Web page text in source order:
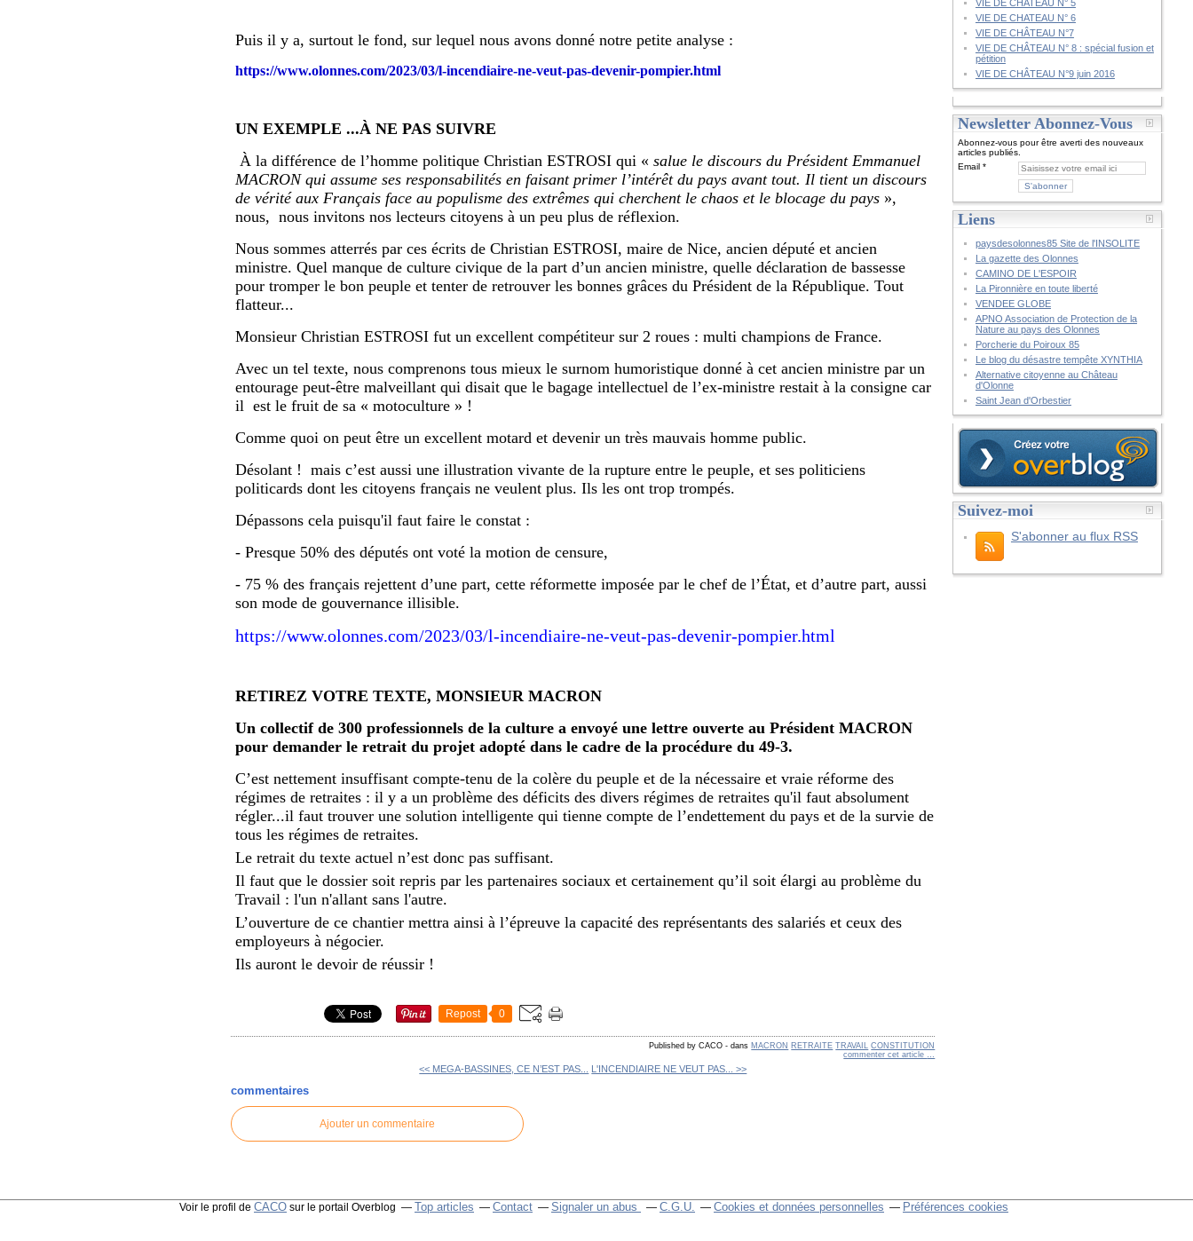
Puis il y a, surtout le fond, sur lequel nous avons donné notre petite analyse :
https://www.olonnes.com/2023/03/l-incendiaire-ne-veut-pas-devenir-pompier.html
UN EXEMPLE ...À NE PAS SUIVRE
À la différence de l’homme politique Christian ESTROSI qui «salue le discours du Président Emmanuel
MACRON qui assume ses responsabilités en faisant primer l’intérêt du pays avant tout. Il tient un discours
de vérité aux Français face au populisme des extrêmes qui cherchent le chaos et le blocage du pays »,
nous, nous invitons nos lecteurs citoyens à un peu plus de réflexion.
Nous sommes atterrés par ces écrits de Christian ESTROSI, maire de Nice, ancien député et ancien
ministre. Quel manque de culture civique de la part d’un ancien ministre, quelle déclaration de bassesse
pour tromper le bon peuple et tenter de retrouver les bonnes grâces du Président de la République. Tout
flatteur...
Monsieur Christian ESTROSI fut un excellent compétiteur sur 2 roues : multi champions de France.
Avec un tel texte, nous comprenons tous mieux le surnom humoristique donné à cet ancien ministre par un
entourage peut-être malveillant qui disait que le bagage intellectuel de l’ex-ministre restait à la consigne car
il est le fruit de sa « motoculture » !
Comme quoi on peut être un excellent motard et devenir un très mauvais homme public.
Désolant ! mais c’est aussi une illustration vivante de la rupture entre le peuple, et ses politiciens
politicards dont les citoyens français ne veulent plus. Ils les ont trop trompés.
Dépassons cela puisqu'il faut faire le constat :
- Presque 50% des députés ont voté la motion de censure,
- 75 % des français rejettent d’une part, cette réformette imposée par le chef de l’État, et d’autre part, aussi
son mode de gouvernance illisible.
https://www.olonnes.com/2023/03/l-incendiaire-ne-veut-pas-devenir-pompier.html
RETIREZ VOTRE TEXTE, MONSIEUR MACRON
Un collectif de 300 professionnels de la culture a envoyé une lettre ouverte au Président MACRON
pour demander le retrait du projet adopté dans le cadre de la procédure du 49-3.
C’est nettement insuffisant compte-tenu de la colère du peuple et de la nécessaire et vraie réforme des
régimes de retraites : il y a un problème des déficits des divers régimes de retraites qu'il faut absolument
régler...il faut trouver une solution intelligente qui tienne compte de l’endettement du pays et de la survie de
tous les régimes de retraites.
Le retrait du texte actuel n’est donc pas suffisant.
Il faut que le dossier soit repris par les partenaires sociaux et certainement qu’il soit élargi au problème du
Travail : l'un n'allant sans l'autre.
L’ouverture de ce chantier mettra ainsi à l’épreuve la capacité des représentants des salariés et ceux des
employeurs à négocier.
Ils auront le devoir de réussir !
Repost 0
Published by CACO - dans MACRON RETRAITE TRAVAIL
CONSTITUTION
commenter cet article
<< MEGA-BASSINES, CE N’EST PAS... L'INCENDIAIRE NE VEUT PAS... >>
commentaires
Ajouter un commentaire
VIE DE CHATEAU N° 5
VIE DE CHATEAU N° 6
VIE DE CHÂTEAU N°7
VIE DE CHÂTEAU N° 8 : spécial fusion et
pétition
VIE DE CHÂTEAU N°9 juin 2016
Newsletter Abonnez-Vous
Abonnez-vous pour être averti des nouveaux
articles publiés.
Email
Liens
paysdesolonnes85 Site de l'INSOLITE
La gazette des Olonnes
CAMINO DE L'ESPOIR
La Pironnière en toute liberté
VENDEE GLOBE
APNO Association de Protection de la
Nature au pays des Olonnes
Porcherie du Poiroux 85
Le blog du désastre tempête XYNTHIA
Alternative citoyenne au Château
d'Olonne
Saint Jean d'Orbestier
Suivez-moi
S'abonner au flux RSS
Voir le profil de CACO sur le portail Overblog Top articles Contact Signaler un abus C.G.U. Cookies et données personnelles Préférences cookies